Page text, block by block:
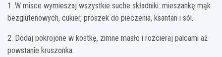
1. W misce wymieszaj wszystkie suche składniki: mieszankę mąk
bezglutenowych, cukier, proszek do pieczenia, ksantan i sól.
2. Dodaj pokrojone w kostkę, zimne masło i rozcieraj palcami aż
powstanie kruszonka.